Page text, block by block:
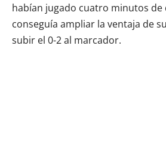
habían jugado cuatro minutos de
conseguía ampliar la ventaja de
subir el 0-2 al marcador.